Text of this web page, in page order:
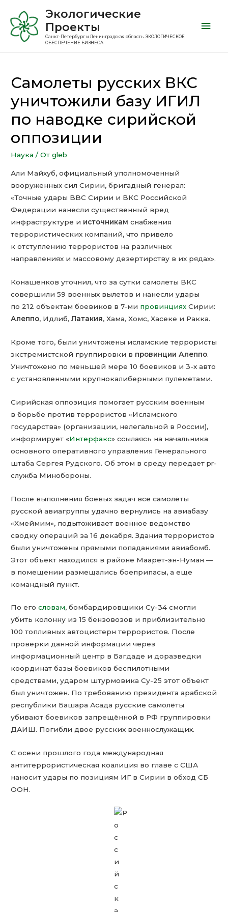
Экологические
Проекты
Санкт-Петербург и Ленинградская область. ЭКОЛОГИЧЕСКОЕ
ОБЕСПЕЧЕНИЕ БИЗНЕСА
Самолеты русских ВКС
уничтожили базу ИГИЛ
по наводке сирийской
оппозиции
Наука / От gleb
Али Майхуб, официальный уполномоченный
вооруженных сил Сирии, бригадный генерал:
«Точные удары ВВС Сирии и ВКС Российской
Федерации нанесли существенный вред
инфраструктуре и источникам снабжения
террористических компаний, что привело
к отступлению террористов на различных
направлениях и массовому дезертирству в их рядах».
Конашенков уточнил, что за сутки самолеты ВКС
совершили 59 военных вылетов и нанесли удары
по 212 объектам боевиков в 7-ми провинциях Сирии:
Алеппо, Идлиб,Латакия, Хама, Хомс, Хасеке и Ракка.
Кроме того, были уничтожены исламские террористы
экстремистской группировки в провинции Алеппо.
Уничтожено по меньшей мере 10 боевиков и 3-х авто
с установленными крупнокалиберными пулеметами.
Сирийская оппозиция помогает русским военным
в борьбе против террористов «Исламского
государства» (организации, нелегальной в России),
информирует «Интерфакс» ссылаясь на начальника
основного оперативного управления Генерального
штаба Сергея Рудского. Об этом в среду передает pr-
служба Минобороны.
После выполнения боевых задач все самолёты
русской авиагруппы удачно вернулись на авиабазу
«Хмеймим», подытоживает военное ведомство
сводку операций за 16 декабря. Здания террористов
были уничтожены прямыми попаданиями авиабомб.
Этот объект находился в районе Маарет-эн-Нуман —
в помещении размещались боеприпасы, а еще
командный пункт.
По егословам, бомбардировщики Су-34 смогли
убить колонну из 15 бензовозов и приблизительно
100 топливных автоцистерн террористов. После
проверки данной информации через
информационный центр в Багдаде и доразведки
координат базы боевиков беспилотными
средствами, ударом штурмовика Су-25 этот объект
был уничтожен. По требованию президента арабской
республики Башара Асада русские самолёты
убивают боевиков запрещённой в РФ группировки
ДАИШ. Погибли двое русских военнослужащих.
С осени прошлого года международная
антитеррористическая коалиция во главе с США
наносит удары по позициям ИГ в Сирии в обход СБ
ООН.